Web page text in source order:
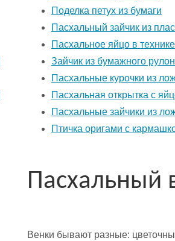
Поделка петух из бумаги
Пасхальный зайчик из
Пасхальное яйцо в
Зайчик из бумажного
Пасхальные курочки из
Пасхальная открытка с
Пасхальные зайчики из
Птичка оригами с
Пасхальный
Венки бывают разные: